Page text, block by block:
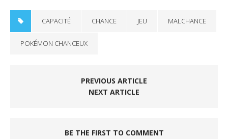
CAPACITÉ CHANCE JEU MALCHANCE
POKÉMON CHANCEUX
PREVIOUS ARTICLE
NEXT ARTICLE
BE THE FIRST TO COMMENT